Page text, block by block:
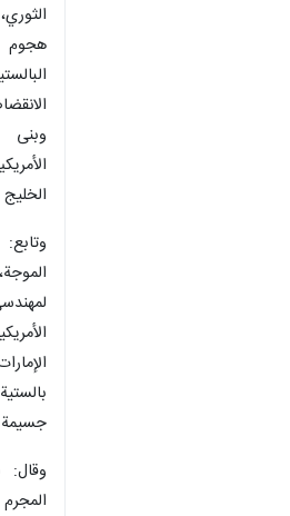
هجوم
وبنى
وقال: